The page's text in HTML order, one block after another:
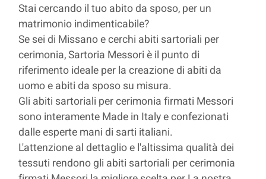
Stai cercando il tuo abito da sposo, per un
matrimonio indimenticabile?
Se sei di Missano e cerchi abiti sartoriali per
cerimonia, Sartoria Messori è il punto di
riferimento ideale per la creazione di abiti da
uomo e abiti da sposo su misura.
Gli abiti sartoriali per cerimonia firmati Messori
sono interamente Made in Italy e confezionati
dalle esperte mani di sarti italiani.
L'attenzione al dettaglio e l'altissima qualità dei
tessuti rendono gli abiti sartoriali per cerimonia